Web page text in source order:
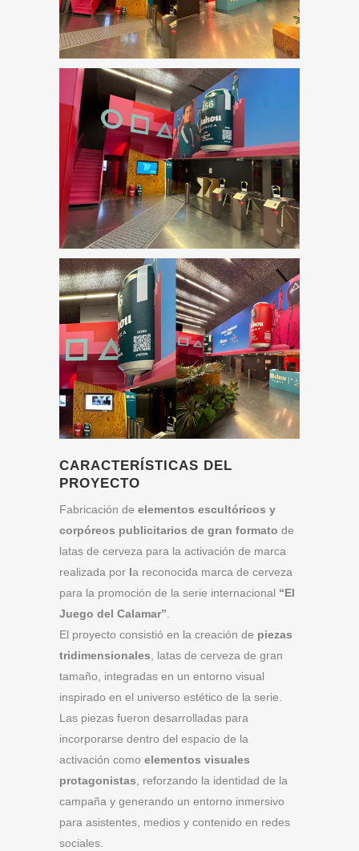
CARACTERÍSTICAS DEL
PROYECTO
Fabricación de elementos escultóricos y
corpóreos publicitarios de gran formato de
latas de cerveza para la activación de marca
realizada por la reconocida marca de cerveza
para la promoción de la serie internacional “El
Juego del Calamar”.
El proyecto consistió en la creación de piezas
tridimensionales, latas de cerveza de gran
tamaño, integradas en un entorno visual
inspirado en el universo estético de la serie.
Las piezas fueron desarrolladas para
incorporarse dentro del espacio de la
activación como elementos visuales
protagonistas, reforzando la identidad de la
campaña y generando un entorno inmersivo
para asistentes, medios y contenido en redes
sociales.